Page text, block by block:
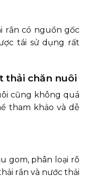
rắn có nguồn gốc
tái sử dụng rất
thải chăn nuôi
cũng không quá
tham khảo và dễ
gom, phân loại rõ
rắn và nước thải